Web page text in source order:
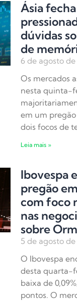
Ásia
dúvidas
de
6 de agosto
Os mercados
nesta quinta-
em um
dois focos de
Leia mais »
Ibovespa
pregão
com foco
nas
sobre
5 de agosto
O Ibovespa
desta quarta-
baixa de
pontos. O